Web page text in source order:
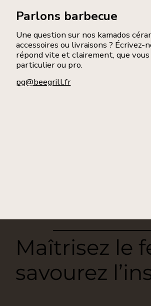
Parlons barbecue
Une question sur nos kamados
accessoires ou livraisons ? Écrivez-
répond vite et clairement, que vous
particulier ou pro.
pg@beegrill.fr
Maîtrisez le
savourez